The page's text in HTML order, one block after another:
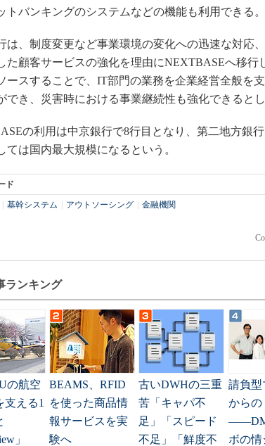
トバンキングのシステムなどの機能も利用できる。
、制度変更など事業環境の変化への迅速な対応
た顧客サービスの強化を理由にNEXTBASEへ移行
ースすることで、IT部門の業務を企業経営全般を
でき、災害時における事業継続性も強化できるとし
の利用は中京銀行で8行目となり、第二地方銀
ては国内最大規模になるという。
ド
基幹システム アウトソーシング 金融機関
ランキング
の航空
支える1
」
BEAMS、RFID
を使った商品情
報サービスを実
験へ
古いDWHの三重
苦「キャパ不
足」「スピード
不足」「鮮度不
請負型
からの
ボの情